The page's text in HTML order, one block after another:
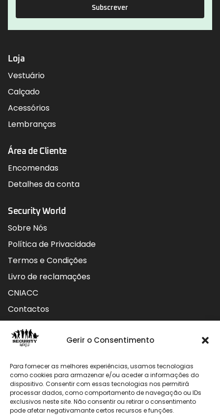
Gerir o Consentimento
Para fornecer as melhores experiências, usamos tecnologias
como cookies para armazenar e/ou aceder a informações do
dispositivo. Consentir com essas tecnologias nos permitirá
processar dados, como comportamento de navegação ou IDs
exclusivos neste site. Não consentir ou retirar o consentimento
pode afetar negativamante certos recursos e funções.
Subscrever
Loja
Vestuário
Calçado
Acessórios
Lembranças
Área de Cliente
Encomendas
Detalhes da conta
Security World
Sobre Nós
Política de Privacidade
Termos e Condições
Livro de reclamações
CNIACC
Contactos
Contactos
912 009 740 (Chamada para rede móvel nacional)
geral@securityworld.pt